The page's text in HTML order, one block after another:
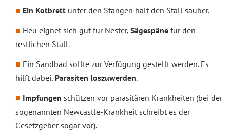
Ein Kotbrett unter den Stangen hält den Stall sauber.
Heu eignet sich gut für Nester, Sägespäne für den
restlichen Stall.
Ein Sandbad sollte zur Verfügung gestellt werden. Es
hilft dabei, Parasiten loszuwerden.
Impfungen schützen vor parasitären Krankheiten (bei der
sogenannten Newcastle-Krankheit schreibt es der
Gesetzgeber sogar vor).